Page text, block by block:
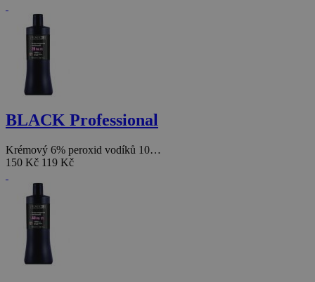
BLACK Professional
Krémový 6% peroxid vodíků 10…
150 Kč 119 Kč